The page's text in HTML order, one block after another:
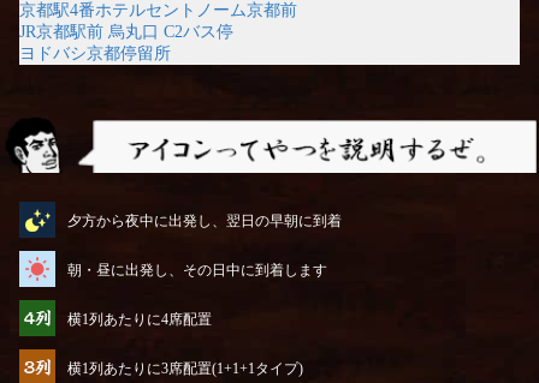
京都駅4番ホテルセントノーム京都前
JR京都駅前 烏丸口 C2バス停
ヨドバシ京都停留所
夕方から夜中に出発し、翌日の早朝に到着
朝・昼に出発し、その日中に到着します
横1列あたりに4席配置
横1列あたりに3席配置(1+1+1タイプ)